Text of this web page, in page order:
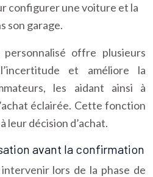
configurer une voiture et la
son garage.
offre plusieurs
et améliore la
les aidant ainsi à
éclairée. Cette fonction
leur décision d’achat.
avant la confirmation
lors de la phase de